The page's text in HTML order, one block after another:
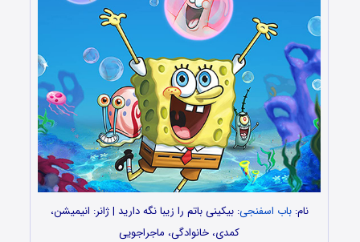
نام:باب اسفنجی: بیکینی باتم را زیبا نگه دارید | ژانر: انیمیشن،
کمدی، خانوادگی، ماجراجویی